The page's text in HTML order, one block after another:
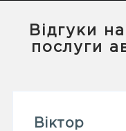
Відгуки
послуги
Віктор